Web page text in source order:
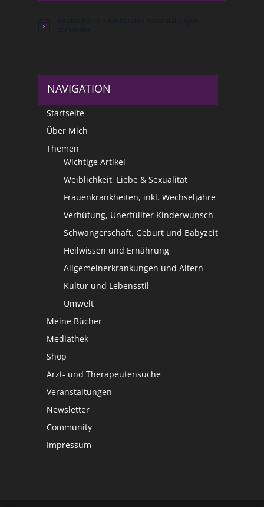
Hinweis
NAVIGATION
Startseite
Über Mich
Themen
Wichtige Artikel
Weiblichkeit, Liebe & Sexualität
Frauenkrankheiten, inkl. Wechseljahre
Verhütung, Unerfüllter Kinderwunsch
Schwangerschaft, Geburt und Babyzeit
Heilwissen und Ernährung
Allgemeinerkrankungen und Altern
Kultur und Lebensstil
Umwelt
Meine Bücher
Mediathek
Shop
Arzt- und Therapeutensuche
Veranstaltungen
Newsletter
Community
Impressum